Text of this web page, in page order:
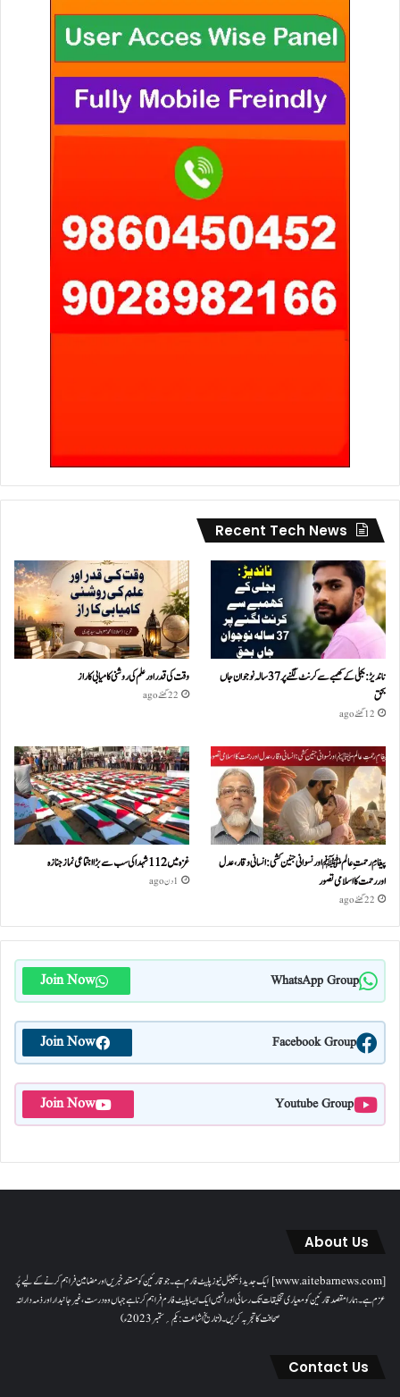
Recent Tech News
ناندیڑ: بجلی کے کھمبے سے کرنٹ لگنے پر 37 سالہ نوجوان جاں
بحق
12 گھنٹے ago
وقت کی قدر اور علم کی روشنی کامیابی کا راز
22 گھنٹے ago
پیغامِ رحمتِ عالمﷺ اور نسوانی جنین کشی: انسانی وقار، عدل
اور رحمت کا اسلامی تصور
22 گھنٹے ago
غزہ میں 112 شہدا کی سب سے بڑا اجتماعی نماز جنازہ
1 دن ago
WhatsApp Group
Join Now
Facebook Group
Join Now
Youtube Group
Join Now
About Us
[www.aitebarnews.com] ایک جدید ڈیجیٹل نیوز پلیٹ فارم ہے۔ جو قارئین کو مستند خبریں اور مضامین فراہم کرنے کے لیے پُر
عزم ہے۔ ہمارا مقصدقارئین کو معیاری تخلیقات تک رسائی اور انہیں ایک ایسا پلیٹ فارم فراہم کرنا ہے جہاں وہ درست، غیر جانبدار اور ذمہ دارانہ
صحافت کا تجربہ کریں۔( تاریخ اشاعت : یکم؍ ستمبر 2023ء)
Contact Us